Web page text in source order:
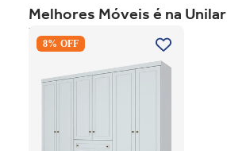
Melhores Móveis é na Unilar
Roupeiro Americano Henn
262cm 6 Portas 4 Gavetas
8% OFF